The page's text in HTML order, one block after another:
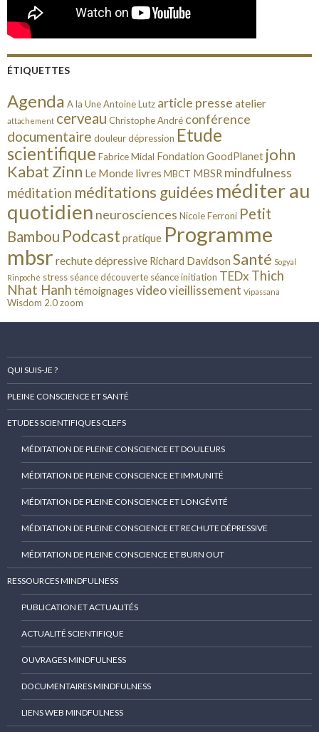
ÉTIQUETTES
Agenda A la UneAntoine Lutz article presse atelier
attachement cerveau Christophe André conférence
documentaire douleurdépression Etude
scientifique Fabrice Midal Fondation GoodPlanet john
Kabat Zinn Le Monde livres MBCT MBSR mindfulness
méditation méditations guidées méditer au
quotidien neurosciences Nicole Ferroni Petit
Bambou Podcast pratique Programme
mbsr rechute dépressive Richard Davidson Santé Sogyal
Rinpoché stress séance découverte séance initiation TEDx Thich
Nhat Hanh témoignages videovieillissement Vipassana
Wisdom 2.0zoom
QUI SUIS-JE ?
PLEINE CONSCIENCE ET SANTÉ
ETUDES SCIENTIFIQUES CLEFS
MÉDITATION DE PLEINE CONSCIENCE ET DOULEURS
MÉDITATION DE PLEINE CONSCIENCE ET IMMUNITÉ
MÉDITATION DE PLEINE CONSCIENCE ET LONGÉVITÉ
MÉDITATION DE PLEINE CONSCIENCE ET RECHUTE DÉPRESSIVE
MÉDITATION DE PLEINE CONSCIENCE ET BURN OUT
RESSOURCES MINDFULNESS
PUBLICATION ET ACTUALITÉS
ACTUALITÉ SCIENTIFIQUE
OUVRAGES MINDFULNESS
DOCUMENTAIRES MINDFULNESS
LIENS WEB MINDFULNESS